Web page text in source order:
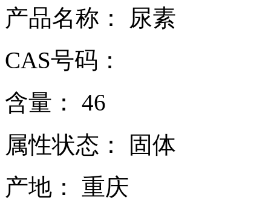
产品名称： 尿素
CAS号码：
含量： 46
属性状态： 固体
产地： 重庆